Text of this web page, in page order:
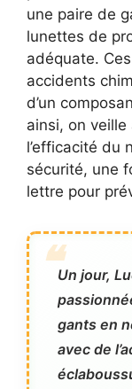
une paire de
lunettes de
adéquate.
accidents
d’un
ainsi, on
l’efficacité du
sécurité, une
lettre pour
Un jour,
gants en
avec de